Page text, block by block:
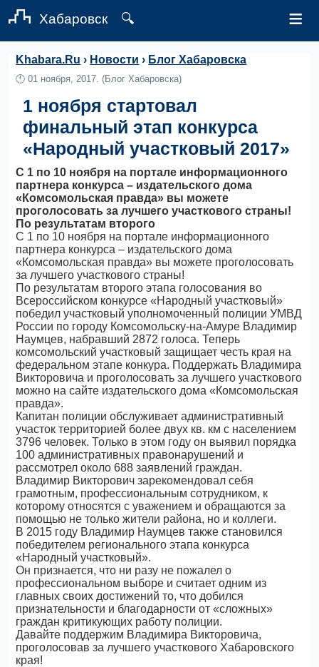
Хабаровск 🔍 ≡
Khabara.Ru › Новости › Блог Хабаровска
🕛01 ноября, 2017. (Блог Хабаровска)
1 ноября стартовал
финальный этап конкурса
«Народный участковый 2017»
С 1 по 10 ноября на портале информационного
партнера конкурса – издательского дома
«Комсомольская правда» вы можете
проголосовать за лучшего участкового страны!
По результатам второго
С 1 по 10 ноября на портале информационного
партнера конкурса – издательского дома
«Комсомольская правда» вы можете проголосовать
за лучшего участкового страны!
По результатам второго этапа голосования во
Всероссийском конкурсе «Народный участковый»
победил участковый уполномоченный полиции УМВД
России по городу Комсомольску-на-Амуре Владимир
Наумцев, набравший 2872 голоса. Теперь
комсомольский участковый защищает честь края на
федеральном этапе конкура. Поддержать Владимира
Викторовича и проголосовать за лучшего участкового
можно на сайте издательского дома «Комсомольская
правда».
Капитан полиции обслуживает административный
участок территорией более двух кв. км с населением
3796 человек. Только в этом году он выявил порядка
100 административных правонарушений и
рассмотрел около 688 заявлений граждан.
Владимир Викторович зарекомендовал себя
грамотным, профессиональным сотрудником, к
которому относятся с уважением и обращаются за
помощью не только жители района, но и коллеги.
В 2015 году Владимир Наумцев также становился
победителем регионального этапа конкурса
«Народный участковый».
Он признается, что ни разу не пожалел о
профессиональном выборе и считает одним из
главных своих достижений то, что добился
признательности и благодарности от «сложных»
граждан критикующих работу полиции.
Давайте поддержим Владимира Викторовича,
проголосовав за лучшего участкового Хабаровского
края!